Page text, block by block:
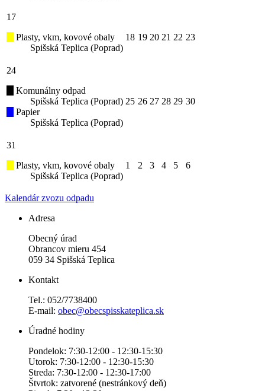
17
Plasty, vkm, kovové obaly
Spišská Teplica (Poprad)
18 19 20 21 22 23
24
Komunálny odpad
Spišská Teplica (Poprad)
Papier
Spišská Teplica (Poprad)
25 26 27 28 29 30
31
Plasty, vkm, kovové obaly
Spišská Teplica (Poprad)
1 2 3 4 5 6
Kalendár zvozu odpadu
Adresa
Obecný úrad
Obrancov mieru 454
059 34 Spišská Teplica
Kontakt
Tel.: 052/7738400
E-mail: obec@obecspisskateplica.sk
Úradné hodiny
Pondelok: 7:30-12:00 - 12:30-15:30
Utorok: 7:30-12:00 - 12:30-15:30
Streda: 7:30-12:00 - 12:30-17:00
Štvrtok: zatvorené (nestránkový deň)